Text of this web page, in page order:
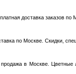
доставка заказов по
по Москве. Скидки,
в Москве.